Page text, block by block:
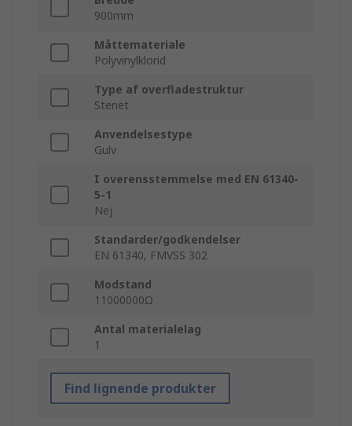
900mm
Måttemateriale
Polyvinylklorid
Type af overfladestruktur
Stenet
Anvendelsestype
Gulv
I overensstemmelse med EN 61340-
5-1
Nej
Standarder/godkendelser
EN 61340, FMVSS 302
Modstand
11000000Ω
Antal materialelag
1
Find lignende produkter